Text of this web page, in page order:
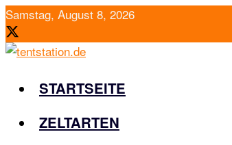
Samstag, August 8, 2026
STARTSEITE
ZELTARTEN